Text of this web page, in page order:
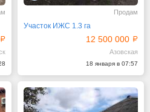
Продам
Участок ИЖС 1.3 га
12 500 000
Азовская
18 января в 07:57